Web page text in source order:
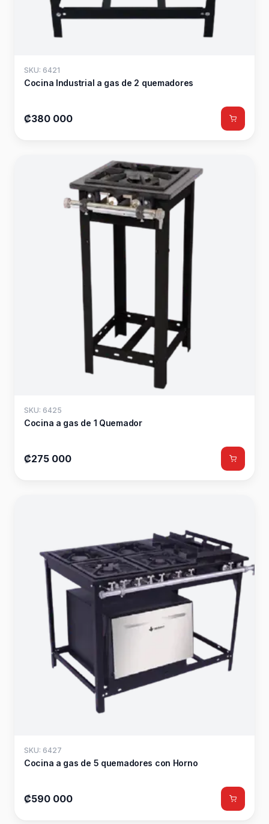
SKU: 6421
Cocina Industrial a gas de 2 quemadores
₡380 000
SKU: 6425
Cocina a gas de 1 Quemador
₡275 000
SKU: 6427
Cocina a gas de 5 quemadores con Horno
₡590 000